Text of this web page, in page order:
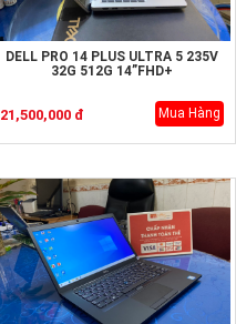
DELL PRO 14 PLUS ULTRA 5 235V
32G 512G 14”FHD+
21,500,000 đ Mua Hàng